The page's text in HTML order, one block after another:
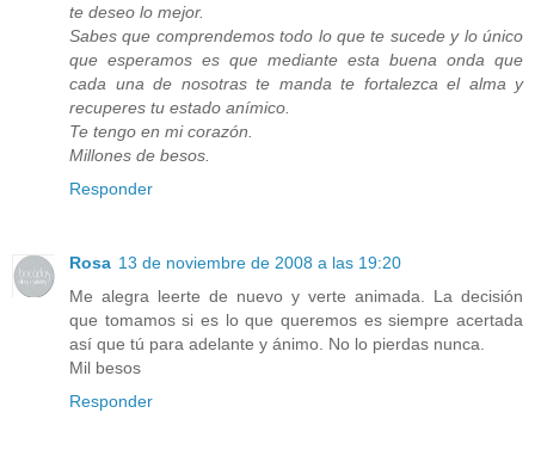
te deseo lo mejor.
Sabes que comprendemos todo lo que te sucede y lo único
que esperamos es que mediante esta buena onda que
cada una de nosotras te manda te fortalezca el alma y
recuperes tu estado anímico.
Te tengo en mi corazón.
Millones de besos.
Responder
Rosa 13 de noviembre de 2008 a las 19:20
Me alegra leerte de nuevo y verte animada. La decisión
que tomamos si es lo que queremos es siempre acertada
así que tú para adelante y ánimo. No lo pierdas nunca.
Mil besos
Responder